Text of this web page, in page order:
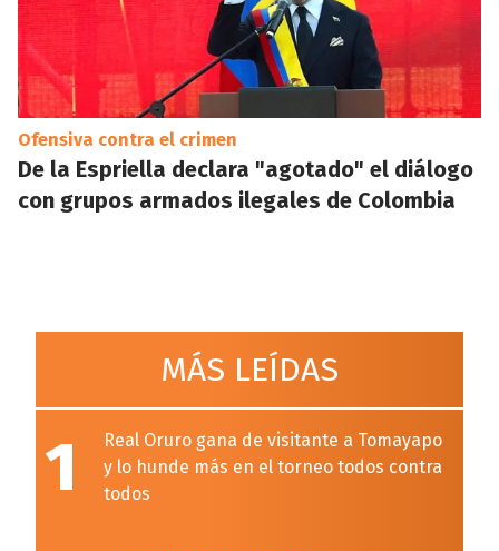
Ofensiva contra el crimen
De la Espriella declara "agotado" el diálogo
con grupos armados ilegales de Colombia
MÁS LEÍDAS
1
Real Oruro gana de visitante a Tomayapo
y lo hunde más en el torneo todos contra
todos